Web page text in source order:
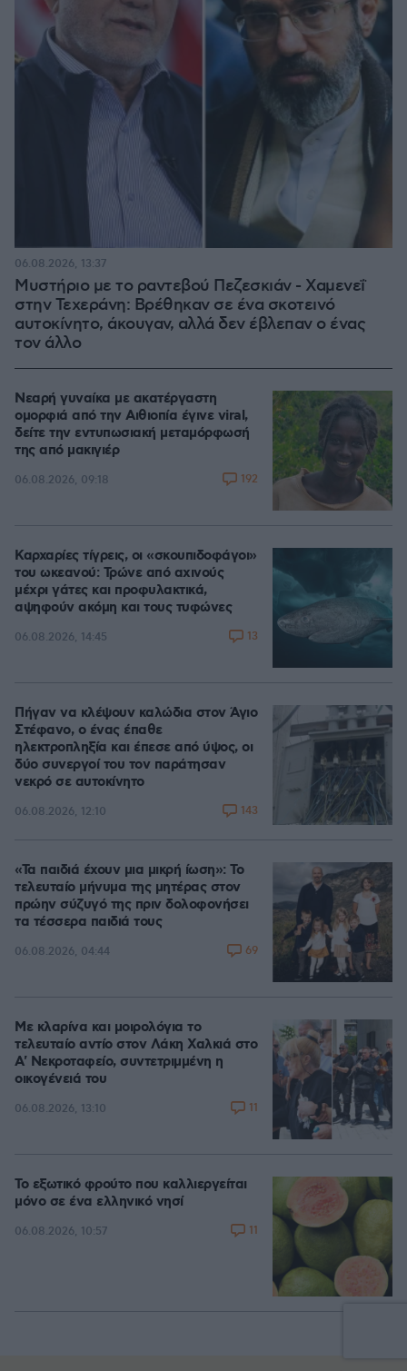
Μυστήριο με το ραντεβού Πεζεσκιάν - Χαμενεΐ
στην Τεχεράνη: Βρέθηκαν σε ένα σκοτεινό
αυτοκίνητο, άκουγαν, αλλά δεν έβλεπαν ο ένας
τον άλλο
06.08.2026, 13:37
Νεαρή γυναίκα με ακατέργαστη
ομορφιά από την Αιθιοπία έγινε viral,
δείτε την εντυπωσιακή μεταμόρφωσή
της από μακιγιέρ
06.08.2026, 09:18 192
Καρχαρίες τίγρεις, οι «σκουπιδοφάγοι»
του ωκεανού: Τρώνε από αχινούς
μέχρι γάτες και προφυλακτικά,
αψηφούν ακόμη και τους τυφώνες
06.08.2026, 14:45 13
Πήγαν να κλέψουν καλώδια στον Άγιο
Στέφανο, ο ένας έπαθε
ηλεκτροπληξία και έπεσε από ύψος, οι
δύο συνεργοί του τον παράτησαν
νεκρό σε αυτοκίνητο
06.08.2026, 12:10 143
«Τα παιδιά έχουν μια μικρή ίωση»: Το
τελευταίο μήνυμα της μητέρας στον
πρώην σύζυγό της πριν δολοφονήσει
τα τέσσερα παιδιά τους
06.08.2026, 04:44 69
Με κλαρίνα και μοιρολόγια το
τελευταίο αντίο στον Λάκη Χαλκιά στο
A' Νεκροταφείο, συντετριμμένη η
οικογένειά του
06.08.2026, 13:10 11
Το εξωτικό φρούτο που καλλιεργείται
μόνο σε ένα ελληνικό νησί
06.08.2026, 10:57 11